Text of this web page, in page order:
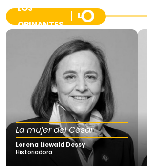
LOS
OPINANTES
La mujer del César
Lorena Liewald Dessy
Historiadora